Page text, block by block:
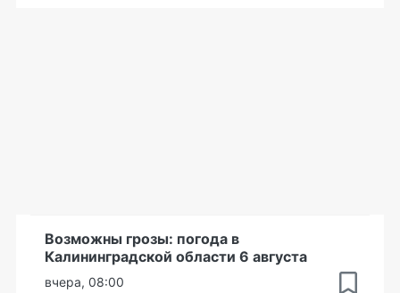
Возможны грозы: погода в
Калининградской области 6 августа
вчера, 08:00